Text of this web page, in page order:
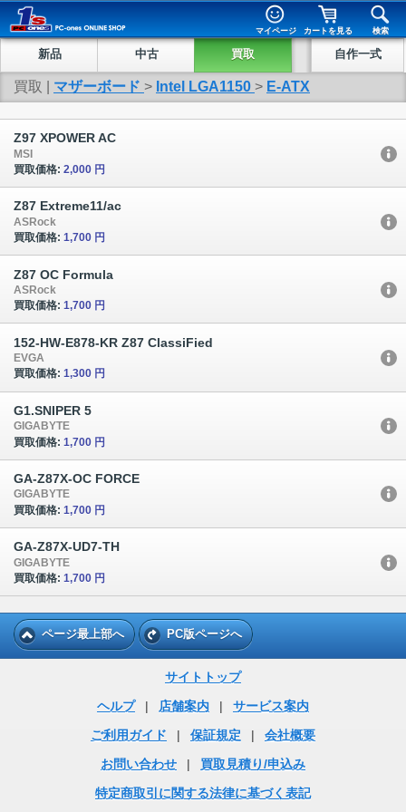
マイページ カートを見る 検索
新品 中古 買取 自作一式
買取 | マザーボード > Intel LGA1150 > E-ATX
Z97 XPOWER AC
MSI
買取価格: 2,000 円
Z87 Extreme11/ac
ASRock
買取価格: 1,700 円
Z87 OC Formula
ASRock
買取価格: 1,700 円
152-HW-E878-KR Z87 ClassiFied
EVGA
買取価格: 1,300 円
G1.SNIPER 5
GIGABYTE
買取価格: 1,700 円
GA-Z87X-OC FORCE
GIGABYTE
買取価格: 1,700 円
GA-Z87X-UD7-TH
GIGABYTE
買取価格: 1,700 円
ページ最上部へ PC版ページへ
サイトトップ
ヘルプ
| 店舗案内 |
サービス案内
ご利用ガイド
| 保証規定 |
会社概要
お問い合わせ
|
買取見積り/申込み
特定商取引に関する法律に基づく表記